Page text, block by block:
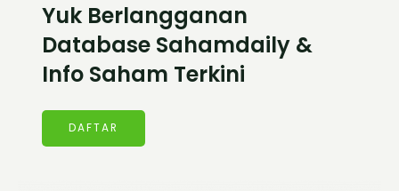
Yuk Berlangganan
Database Sahamdaily &
Info Saham Terkini
DAFTAR